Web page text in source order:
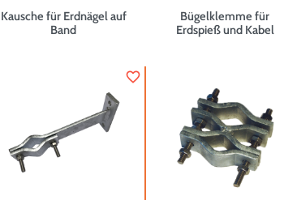
Kausche für Erdnägel auf
Band
Bügelklemme für
Erdspieß und Kabel
favorite_border